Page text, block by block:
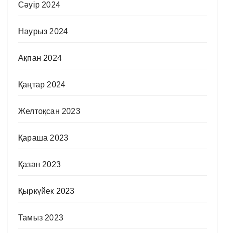
Сәуір 2024
Наурыз 2024
Ақпан 2024
Қаңтар 2024
Желтоқсан 2023
Қараша 2023
Қазан 2023
Қыркүйек 2023
Тамыз 2023